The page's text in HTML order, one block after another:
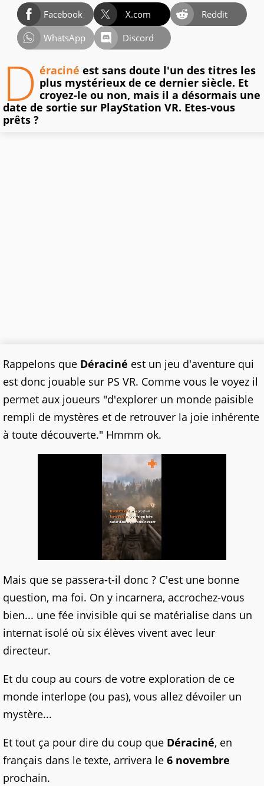
Facebook X.com
Reddit
WhatsApp
Discord
D éraciné est sans doute l'un des titres les
plus mystérieux de ce dernier siècle. Et
croyez-le ou non, mais il a désormais une
date de sortie sur PlayStation VR. Etes-vous
prêts ?
Rappelons que Déraciné est un jeu d'aventure qui
est donc jouable sur PS VR. Comme vous le voyez il
permet aux joueurs "d'explorer un monde paisible
rempli de mystères et de retrouver la joie inhérente
à toute découverte." Hmmm ok.
Mais que se passera-t-il donc ? C'est une bonne
question, ma foi. On y incarnera, accrochez-vous
bien... une fée invisible qui se matérialise dans un
internat isolé où six élèves vivent avec leur
directeur.
Et du coup au cours de votre exploration de ce
monde interlope (ou pas), vous allez dévoiler un
mystère...
Et tout ça pour dire du coup que Déraciné, en
français dans le texte, arrivera le 6 novembre
prochain.